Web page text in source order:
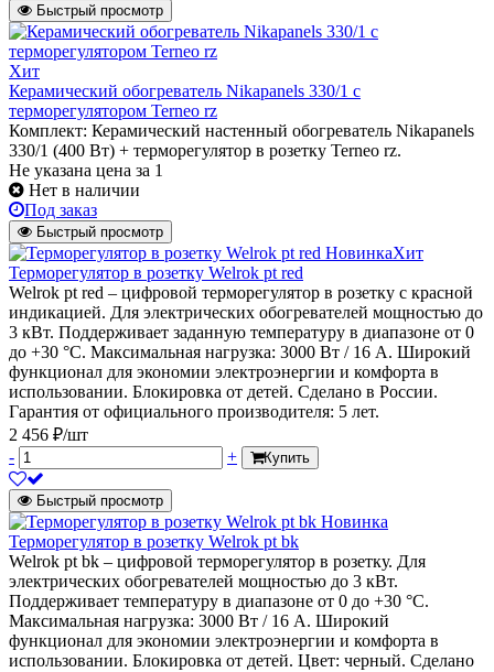
Быстрый просмотр
Хит
Керамический обогреватель Nikapanels 330/1 с
терморегулятором Terneo rz
Комплект: Керамический настенный обогреватель Nikapanels
330/1 (400 Вт) + терморегулятор в розетку Terneo rz.
Не указана цена за 1
Нет в наличии
Под заказ
Быстрый просмотр
НовинкаХит
Терморегулятор в розетку Welrok pt red
Welrok pt red – цифровой терморегулятор в розетку с красной
индикацией. Для электрических обогревателей мощностью до
3 кВт. Поддерживает заданную температуру в диапазоне от 0
до +30 °С. Максимальная нагрузка: 3000 Вт / 16 А. Широкий
функционал для экономии электроэнергии и комфорта в
использовании. Блокировка от детей. Сделано в России.
Гарантия от официального производителя: 5 лет.
2 456 ₽/шт
-
+ Купить
Быстрый просмотр
Новинка
Терморегулятор в розетку Welrok pt bk
Welrok pt bk – цифровой терморегулятор в розетку. Для
электрических обогревателей мощностью до 3 кВт.
Поддерживает температуру в диапазоне от 0 до +30 °С.
Максимальная нагрузка: 3000 Вт / 16 А. Широкий
функционал для экономии электроэнергии и комфорта в
использовании. Блокировка от детей. Цвет: черный. Сделано